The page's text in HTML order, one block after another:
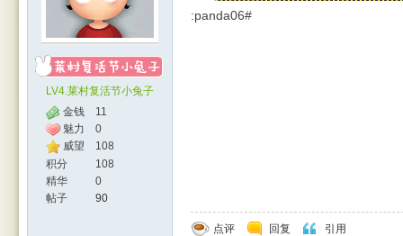
LV4.莱村复活节小兔子
金钱
11
魅力
0
威望
108
积分
108
精华
0
帖子
90
:panda06#
点评 回复 引用